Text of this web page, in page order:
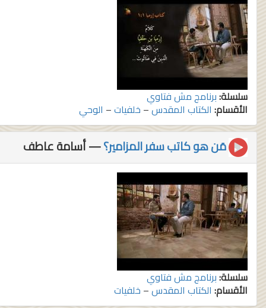
سلسلة:برنامج مش فتاوي
الأقسام:الكتاب المقدس–خلفيات–الوحي
مَن هو كاتب سفر المزامير؟— أسامة عاطف
سلسلة:برنامج مش فتاوي
الأقسام:الكتاب المقدس–خلفيات